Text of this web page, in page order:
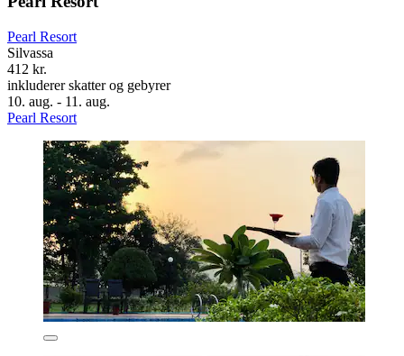
Pearl Resort
Silvassa
412 kr.
inkluderer skatter og gebyrer
10. aug. - 11. aug.
Pearl Resort